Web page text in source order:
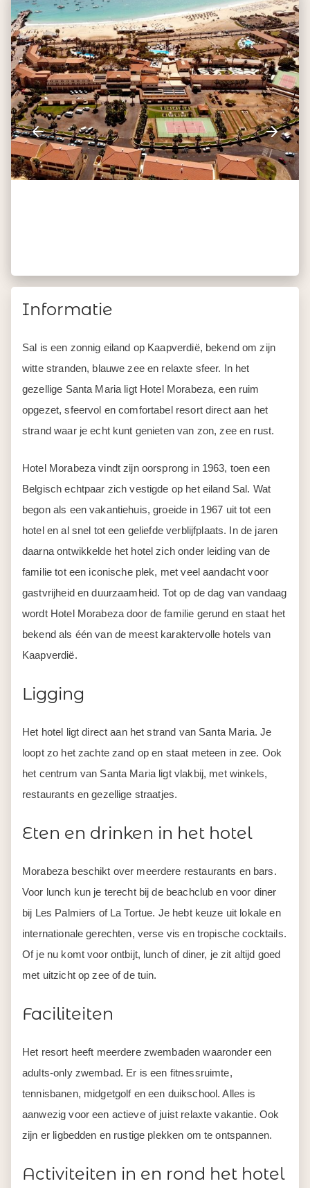
Informatie
Sal is een zonnig eiland op Kaapverdië, bekend om zijn
witte stranden, blauwe zee en relaxte sfeer. In het
gezellige Santa Maria ligt Hotel Morabeza, een ruim
opgezet, sfeervol en comfortabel resort direct aan het
strand waar je echt kunt genieten van zon, zee en rust.
Hotel Morabeza vindt zijn oorsprong in 1963, toen een
Belgisch echtpaar zich vestigde op het eiland Sal. Wat
begon als een vakantiehuis, groeide in 1967 uit tot een
hotel en al snel tot een geliefde verblijfplaats. In de jaren
daarna ontwikkelde het hotel zich onder leiding van de
familie tot een iconische plek, met veel aandacht voor
gastvrijheid en duurzaamheid. Tot op de dag van vandaag
wordt Hotel Morabeza door de familie gerund en staat het
bekend als één van de meest karaktervolle hotels van
Kaapverdië.
Ligging
Het hotel ligt direct aan het strand van Santa Maria. Je
loopt zo het zachte zand op en staat meteen in zee. Ook
het centrum van Santa Maria ligt vlakbij, met winkels,
restaurants en gezellige straatjes.
Eten en drinken in het hotel
Morabeza beschikt over meerdere restaurants en bars.
Voor lunch kun je terecht bij de beachclub en voor diner
bij Les Palmiers of La Tortue. Je hebt keuze uit lokale en
internationale gerechten, verse vis en tropische cocktails.
Of je nu komt voor ontbijt, lunch of diner, je zit altijd goed
met uitzicht op zee of de tuin.
Faciliteiten
Het resort heeft meerdere zwembaden waaronder een
adults-only zwembad. Er is een fitnessruimte,
tennisbanen, midgetgolf en een duikschool. Alles is
aanwezig voor een actieve of juist relaxte vakantie. Ook
zijn er ligbedden en rustige plekken om te ontspannen.
Activiteiten in en rond het hotel